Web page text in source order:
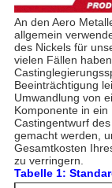
An den Aero
allgemein
des Nickels für
vielen Fällen
Beeinträchtigung
Umwandlung von
Komponente in
Castingentwurf
gemacht werden,
Gesamtkosten
zu verringern.
Tabelle 1: